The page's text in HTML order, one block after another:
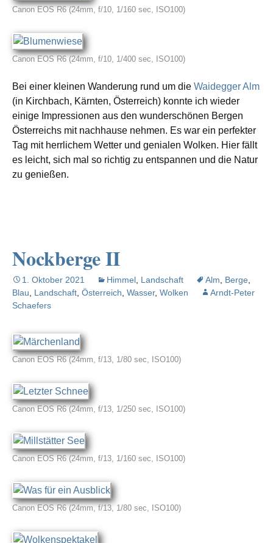
Canon EOS R6 (24mm, f/10, 1/160 sec, ISO100)
Canon EOS R6 (24mm, f/10, 1/400 sec, ISO100)
Bei einer kleinen Wanderung rund um die Waidegger Alm
(in Kirchbach, Kärnten, Österreich) konnte ich wieder
einige Impressionen aus den wunder­schö­nen Bergen
Österreichs mit nachhau­se nehmen. Es war ein perfek­ter
Tag mit herrli­chem Wetter und genia­len Wolken. Hier fällt
es leicht, sich mal so richtig zu entspan­nen und die Natur
zu genießen.
Nockberge II
1. Oktober 2021 Himmel Landschaft Alm Berge
Blau
Landschaft Österreich Wasser, Wolken
Arndt-Peter
Schaefers
Canon EOS R6 (24mm, f/13, 1/80 sec, ISO100)
Canon EOS R6 (24mm, f/13, 1/250 sec, ISO100)
Canon EOS R6 (24mm, f/13, 1/160 sec, ISO100)
Canon EOS R6 (24mm, f/13, 1/80 sec, ISO100)